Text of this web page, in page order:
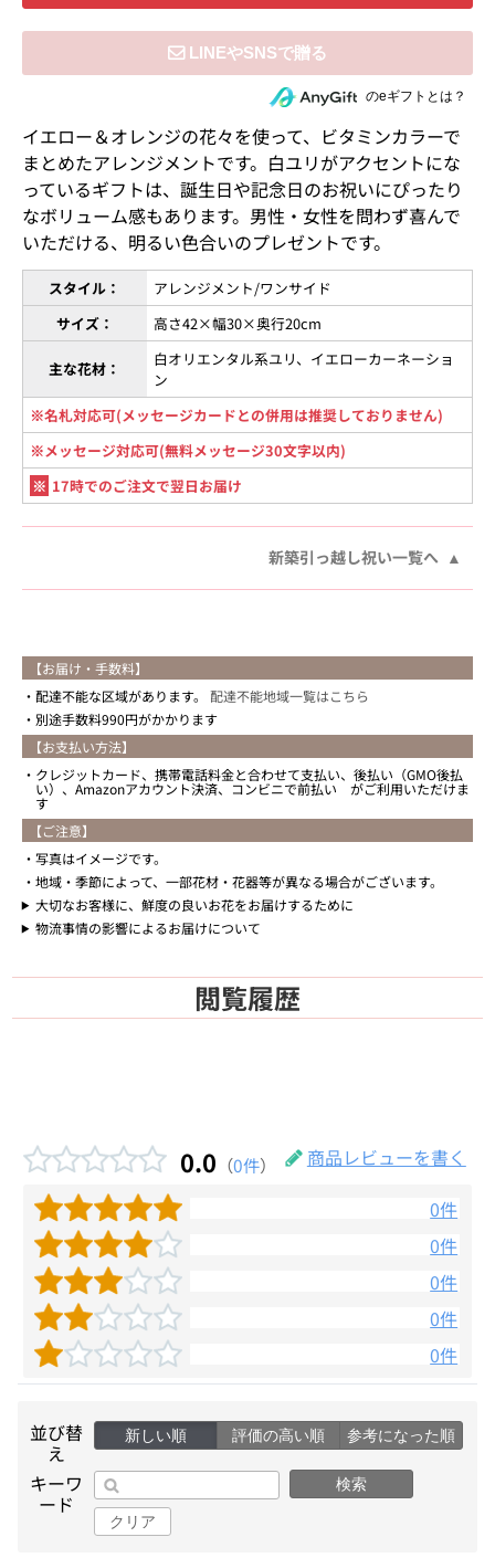
住所を知らない相手にeギフトで贈るのeギフトとは？
イエロー＆オレンジの花々を使って、ビタミンカラーで
まとめたアレンジメントです。白ユリがアクセントにな
っているギフトは、誕生日や記念日のお祝いにぴったり
なボリューム感もあります。男性・女性を問わず喜んで
いただける、明るい色合いのプレゼントです。
スタイル：
アレンジメント/ワンサイド
サイズ：
高さ42×幅30×奥行20cm
主な花材：
白オリエンタル系ユリ、イエローカーネーショ
ン
※名札対応可(メッセージカードとの併用は推奨しておりません)
※メッセージ対応可(無料メッセージ30文字以内)
※ 17時でのご注文で翌日お届け
新築引っ越し祝い一覧へ
【お届け・手数料】
配達不能な区域があります。 配達不能地域一覧はこちら
別途手数料990円がかかります
【お支払い方法】
クレジットカード、携帯電話料金と合わせて支払い、後払い（GMO後払
い）、Amazonアカウント決済、コンビニで前払い がご利用いただけま
す
【ご注意】
写真はイメージです。
地域・季節によって、一部花材・花器等が異なる場合がございます。
大切なお客様に、鮮度の良いお花をお届けするために
物流事情の影響によるお届けについて
閲覧履歴
0.0 （0件）
商品レビューを書く
0件
0件
0件
0件
0件
並び替
え
新しい順 評価の高い順 参考になった順
キーワ
ード
検索
クリア